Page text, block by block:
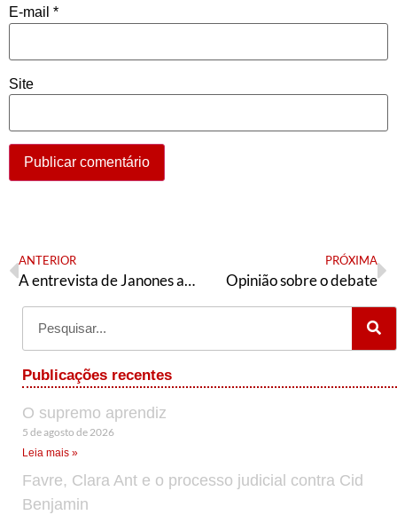
E-mail *
Site
ANTERIOR
A entrevista de Janones ao Valor
PRÓXIMA
Opinião sobre o debate
Publicações recentes
O supremo aprendiz
5 de agosto de 2026
Leia mais »
Favre, Clara Ant e o processo judicial contra Cid
Benjamin